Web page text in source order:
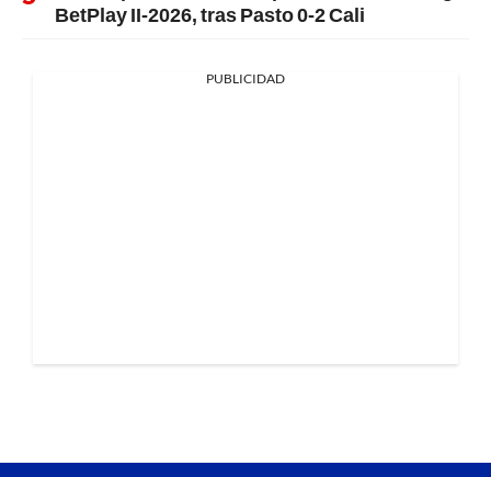
BetPlay II-2026, tras Pasto 0-2 Cali
PUBLICIDAD